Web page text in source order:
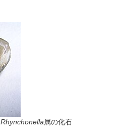
Rhynchonella属の化石